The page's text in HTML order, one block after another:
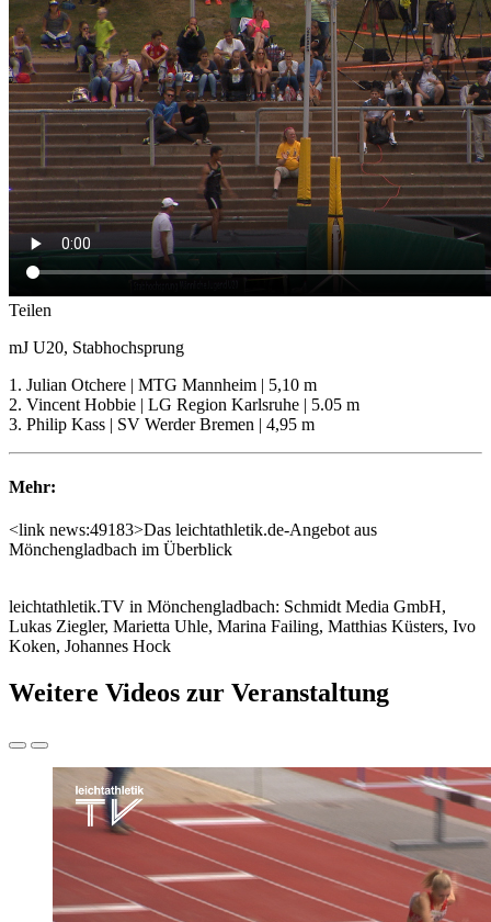
Teilen
mJ U20, Stabhochsprung
1. Julian Otchere | MTG Mannheim | 5,10 m
2. Vincent Hobbie | LG Region Karlsruhe | 5.05 m
3. Philip Kass | SV Werder Bremen | 4,95 m
Mehr:
<link news:49183>Das leichtathletik.de-Angebot aus
Mönchengladbach im Überblick
leichtathletik.TV in Mönchengladbach: Schmidt Media GmbH,
Lukas Ziegler, Marietta Uhle, Marina Failing, Matthias Küsters, Ivo
Koken, Johannes Hock
Weitere Videos zur Veranstaltung